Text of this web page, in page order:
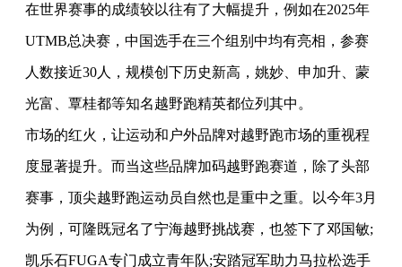
在世界赛事的成绩较以往有了大幅提升，例如在2025年
UTMB总决赛，中国选手在三个组别中均有亮相，参赛
人数接近30人，规模创下历史新高，姚妙、申加升、蒙
光富、覃桂都等知名越野跑精英都位列其中。
市场的红火，让运动和户外品牌对越野跑市场的重视程
度显著提升。而当这些品牌加码越野跑赛道，除了头部
赛事，顶尖越野跑运动员自然也是重中之重。以今年3月
为例，可隆既冠名了宁海越野挑战赛，也签下了邓国敏;
凯乐石FUGA专门成立青年队;安踏冠军助力马拉松选手